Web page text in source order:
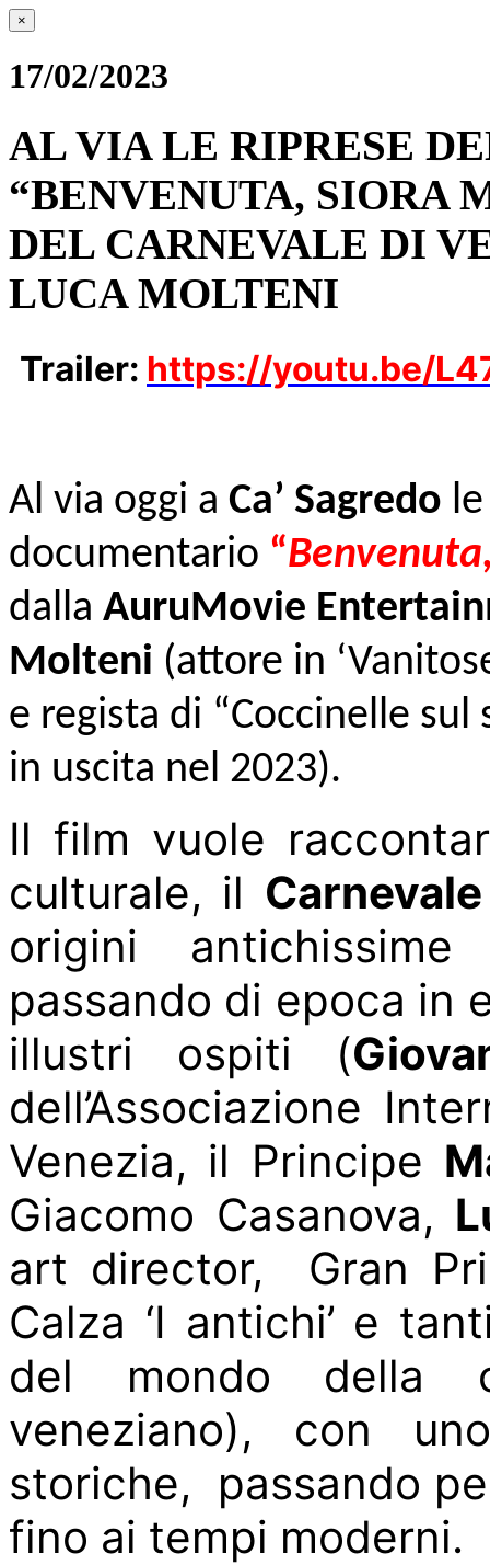
×
17/02/2023
AL VIA LE RIPRESE
“BENVENUTA, SIORA
DEL CARNEVALE DI
LUCA MOLTENI
Trailer: https://youtu.be/
Al via oggi a Ca’ Sagredo
documentario “B
dalla AuruMovie
Molteni (attore in
e regista di “Coccinelle
in uscita nel 2023).
Il film vuole
culturale, il
origini
passando di epoca in
illustri ospiti (
dell’Associazione
Venezia, il Principe
Giacomo Casanova,
art director, Gran
Calza ‘I antichi’ e
del mondo della
veneziano), con
storiche, passando
fino ai tempi moderni.